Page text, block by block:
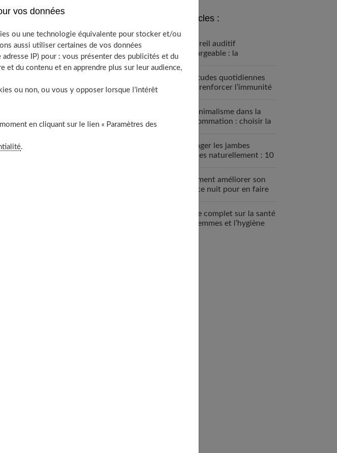
autre infection virale. Sans
otite ou une sinusite.
de la rhinopharyngite :
ayant des antécédents
Derniers articles :
Appareil auditif
rechargeable : la
Habitudes quotidiennes
pour renforcer l’immunité
Le minimalisme dans la
consommation : choisir la
Soulager les jambes
lourdes naturellement : 10
Comment améliorer son
espace nuit pour en faire
Guide complet sur la santé
des femmes et l’hygiène
vos données
ou une technologie équivalente pour stocker et/ou
aussi utiliser certaines de vos données
IP) pour : vous présenter des publicités et du
et du contenu et en apprendre plus sur leur audience,
ou non, ou vous y opposer lorsque l’intérêt
en cliquant sur le lien « Paramètres des
.